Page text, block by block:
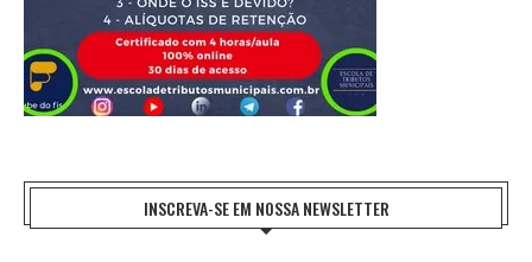
INSCREVA-SE EM NOSSA NEWSLETTER